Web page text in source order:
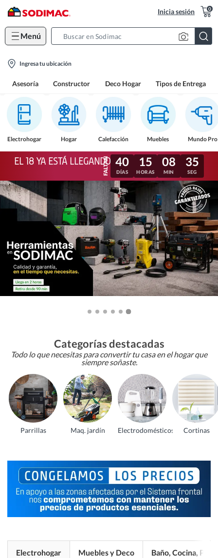
Inicia sesión 0
Menú
location-
Ingresa tu ubicación
Asesoría Constructor Deco Hogar Tipos de Entrega
Electrohogar Hogar Calefacción Muebles Mundo Pro
EL 18 YA ESTÁ LLEGANDO 40
DÍAS
15
HORAS
08
MIN
32
SEG
Categorías destacadas
Todo lo que necesitas para convertir tu casa en el hogar que
siempre soñaste.
Parrillas Maq. jardín Electrodomésticos Cortinas
Electrohogar Muebles y Deco Baño, Cocina, Pisos